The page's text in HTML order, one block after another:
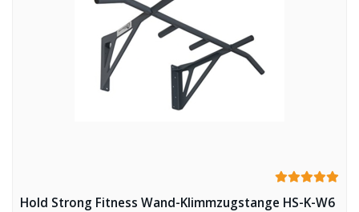
Hold Strong Fitness Wand-Klimmzugstange HS-K-W6